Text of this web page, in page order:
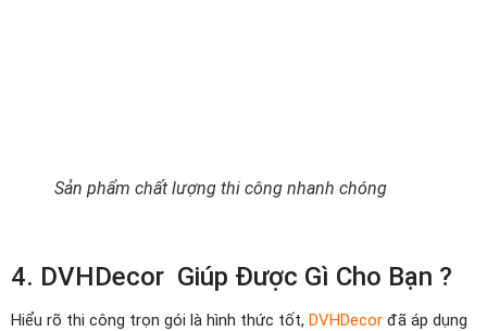
Sản phẩm chất lượng thi công nhanh chóng
4. DVHDecor Giúp Được Gì Cho Bạn ?
Hiểu rõ thi công trọn gói là hình thức tốt, DVHDecor đã áp dụng